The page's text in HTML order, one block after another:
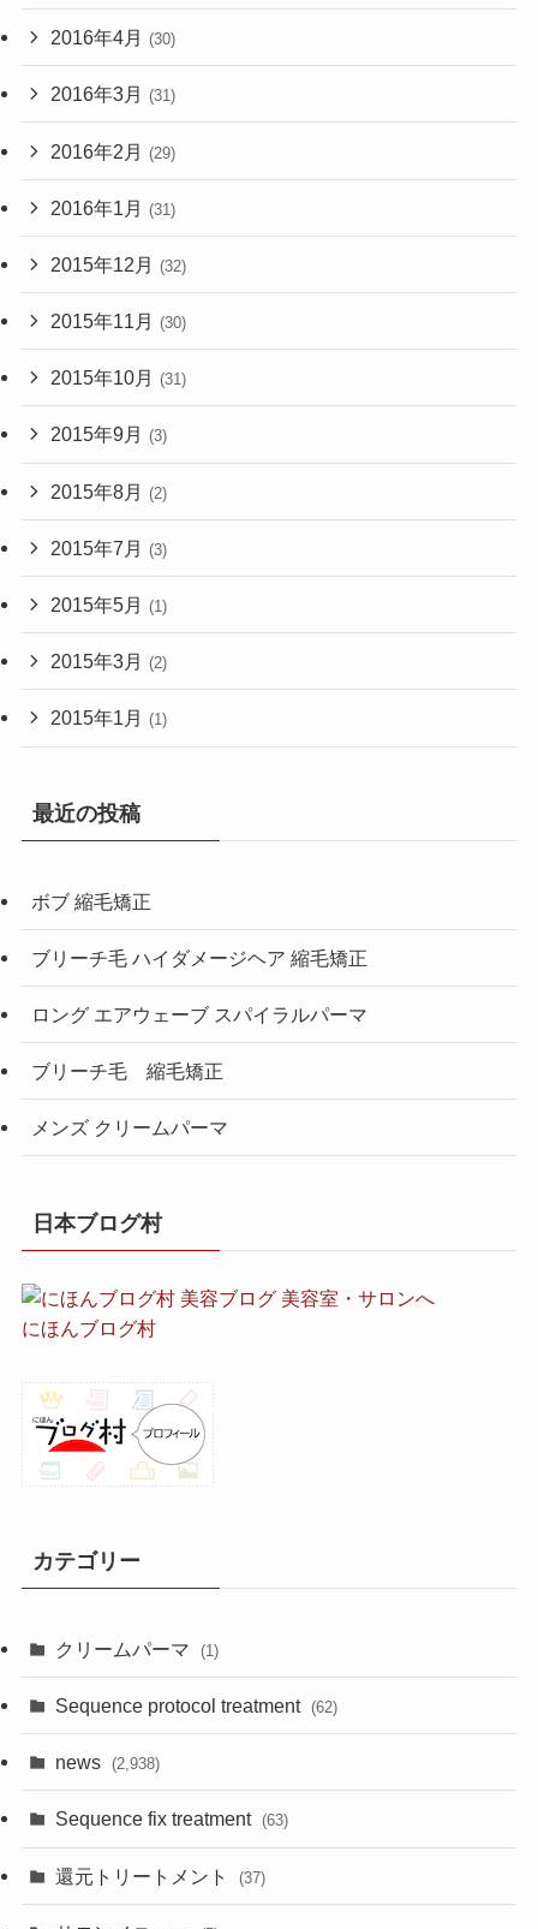
2016年4月 (30)
2016年3月 (31)
2016年2月 (29)
2016年1月 (31)
2015年12月 (32)
2015年11月 (30)
2015年10月 (31)
2015年9月 (3)
2015年8月 (2)
2015年7月 (3)
2015年5月 (1)
2015年3月 (2)
2015年1月 (1)
最近の投稿
ボブ 縮毛矯正
ブリーチ毛 ハイダメージヘア 縮毛矯正
ロング エアウェーブ スパイラルパーマ
ブリーチ毛 縮毛矯正
メンズ クリームパーマ
日本ブログ村
にほんブログ村
カテゴリー
クリームパーマ (1)
Sequence protocol treatment (62)
news (2,938)
Sequence fix treatment (63)
還元トリートメント (37)